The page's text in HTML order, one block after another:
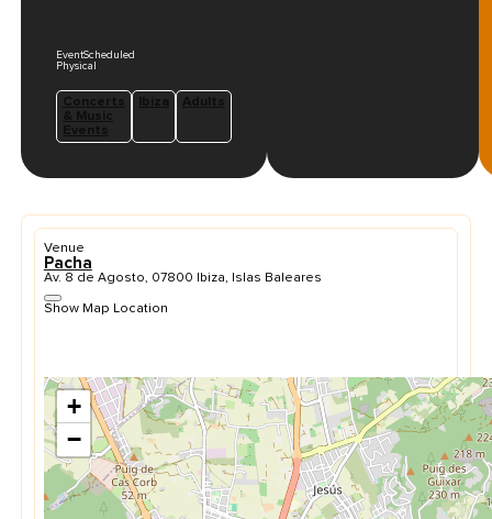
EventScheduled
Physical
Concerts
& Music
Events
Ibiza Adults
Venue
Pacha
Av. 8 de Agosto, 07800 Ibiza, Islas Baleares
Show Map Location
+
−